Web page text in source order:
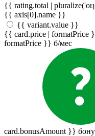
{{ rating.total |
{{ axis[0].name }}
{{ variant.value }}
{{ card.price | formatPrice
formatPrice }} б/мес
card.bonusAmount }}